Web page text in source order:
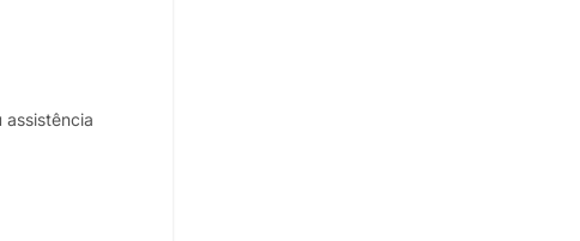
assistência